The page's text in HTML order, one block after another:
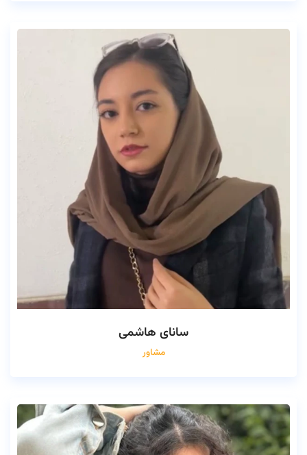
سانای هاشمی
مشاور